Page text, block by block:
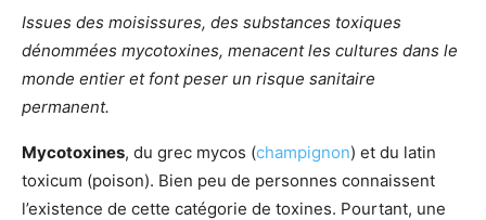
Issues des moisissures, des substances toxiques
dénommées mycotoxines, menacent les cultures dans le
monde entier et font peser un risque sanitaire
permanent.
Mycotoxines, du grec mycos (champignon) et du latin
toxicum (poison). Bien peu de personnes connaissent
l’existence de cette catégorie de toxines. Pourtant, une